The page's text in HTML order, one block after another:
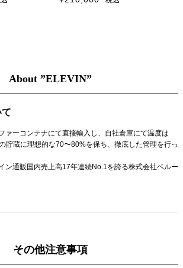
About ”ELEVIN”
ァーコンテナにて直接輸入し、自社倉庫にて温度は
貯蔵に理想的な70〜80%を保ち、徹底した管理を行っ
ン通販国内売上高17年連続No.1を誇る株式会社ベルー
その他注意事項